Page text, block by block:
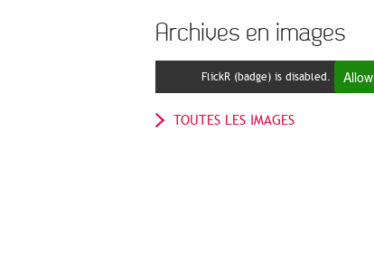
Archives en images
FlickR (badge) is disabled. Allow
TOUTES LES IMAGES